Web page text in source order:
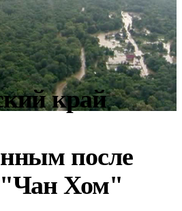
край
после
"Чан Хом"